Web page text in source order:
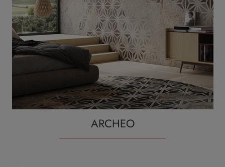
ARCHEO